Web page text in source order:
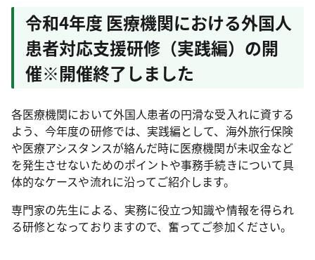
令和4年度 医療機関における外国人
患者対応支援研修（実践編）の開
催※開催終了しました
各医療機関において外国人患者の円滑な受入れに資する
よう、今年度の研修では、実践編として、海外旅行保険
や医療アシスタンスが絡んだ時に医療機関が未収金など
を発生させないためのポイントや事務手続きについて具
体的なケースや流れに沿ってご紹介します。
専門家の先生による、実務に役立つ知識や情報を得られ
る研修となっておりますので、奮ってご参加ください。